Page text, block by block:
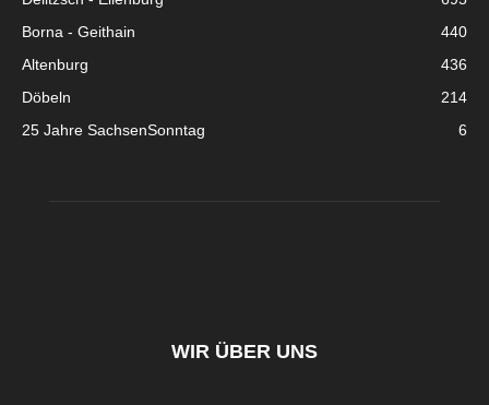
Borna - Geithain
440
Altenburg
436
Döbeln
214
25 Jahre SachsenSonntag
6
WIR ÜBER UNS